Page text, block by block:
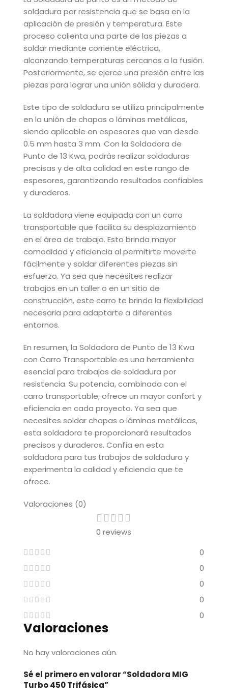
soldadura por resistencia que se basa en la
aplicación de presión y temperatura. Este
proceso calienta una parte de las piezas a
soldar mediante corriente eléctrica,
alcanzando temperaturas cercanas a la fusión.
Posteriormente, se ejerce una presión entre las
piezas para lograr una unión sólida y duradera.
Este tipo de soldadura se utiliza principalmente
en la unión de chapas o láminas metálicas,
siendo aplicable en espesores que van desde
0.5 mm hasta 3 mm. Con la Soldadora de
Punto de 13 Kwa, podrás realizar soldaduras
precisas y de alta calidad en este rango de
espesores, garantizando resultados confiables
y duraderos.
La soldadora viene equipada con un carro
transportable que facilita su desplazamiento
en el área de trabajo. Esto brinda mayor
comodidad y eficiencia al permitirte moverte
fácilmente y soldar diferentes piezas sin
esfuerzo. Ya sea que necesites realizar
trabajos en un taller o en un sitio de
construcción, este carro te brinda la flexibilidad
necesaria para adaptarte a diferentes
entornos.
En resumen, la Soldadora de Punto de 13 Kwa
con Carro Transportable es una herramienta
esencial para trabajos de soldadura por
resistencia. Su potencia, combinada con el
carro transportable, ofrece un mayor confort y
eficiencia en cada proyecto. Ya sea que
necesites soldar chapas o láminas metálicas,
esta soldadora te proporcionará resultados
precisos y duraderos. Confía en esta
soldadora para tus trabajos de soldadura y
experimenta la calidad y eficiencia que te
ofrece.
Valoraciones (0)
0 reviews
0
0
0
0
0
Valoraciones
No hay valoraciones aún.
Sé el primero en valorar “Soldadora MIG
Turbo 450 Trifásica”